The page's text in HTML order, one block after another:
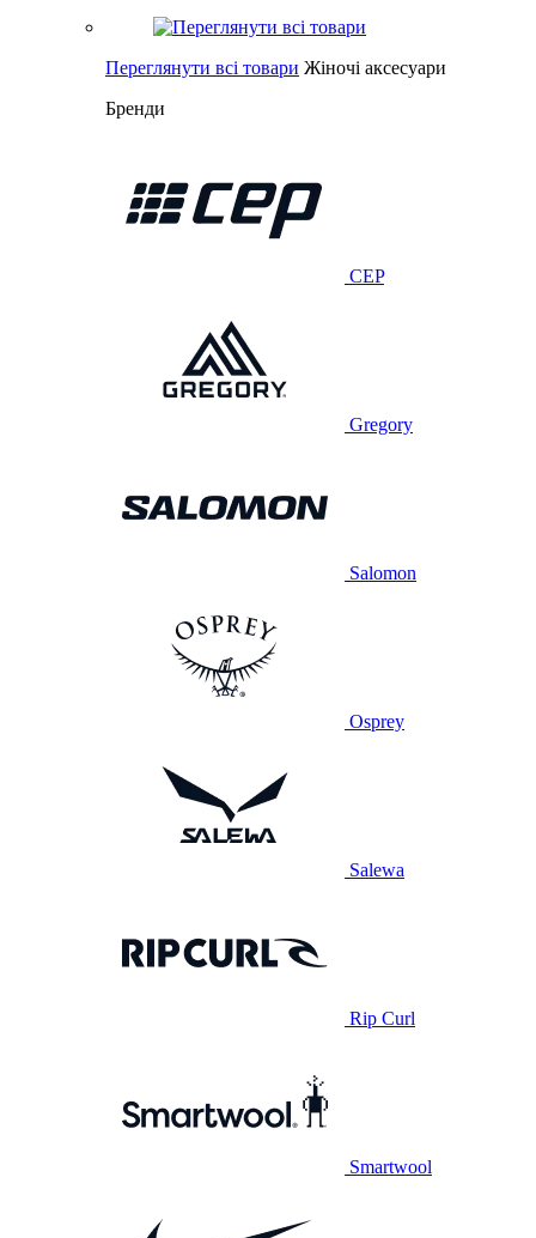
Переглянути всі товари Жіночі аксесуари
Бренди
CEP
Gregory
Salomon
Osprey
Salewa
Rip Curl
Smartwool